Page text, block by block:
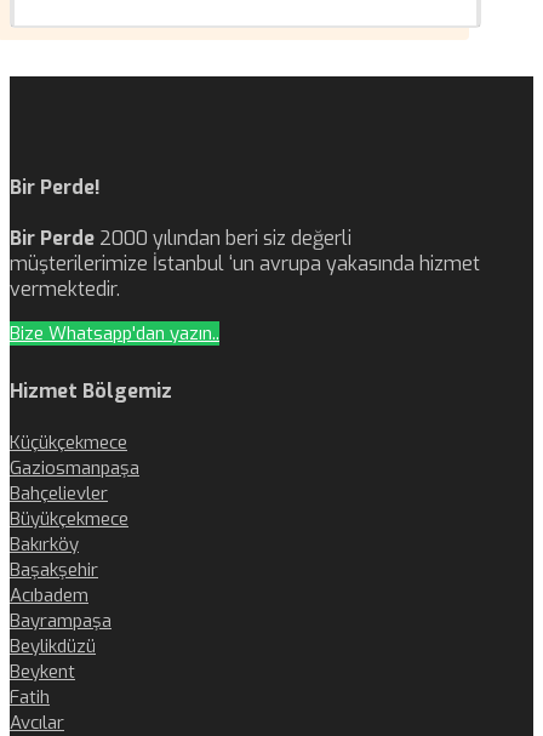
Bir Perde!
Bir Perde 2000 yılından beri siz değerli
müşterilerimize İstanbul ‘un avrupa yakasında hizmet
vermektedir.
Bize Whatsapp'dan yazın..
Hizmet Bölgemiz
Küçükçekmece
Gaziosmanpaşa
Bahçelievler
Büyükçekmece
Bakırköy
Başakşehir
Acıbadem
Bayrampaşa
Beylikdüzü
Beykent
Fatih
Avcılar